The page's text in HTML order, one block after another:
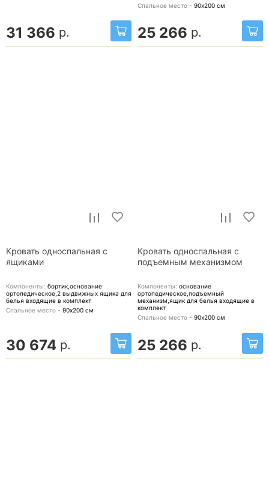
31 366 р.
Спальное место - 90х200 см
25 266 р.
Кровать односпальная с
ящиками
Компоненты: бортик,основание
ортопедическое,2 выдвижных ящика для
белья входящие в комплект
Спальное место - 90х200 см
30 674 р.
Кровать односпальная с
подъемным механизмом
Компоненты: основание
ортопедическое,подъемный
механизм,ящик для белья входящие в
комплект
Спальное место - 90х200 см
25 266 р.